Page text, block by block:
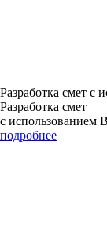
Разработка смет с
Разработка смет
с использованием
подробнее